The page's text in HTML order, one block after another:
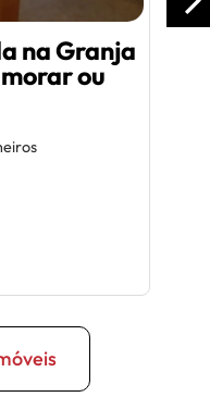
na Granja
ou